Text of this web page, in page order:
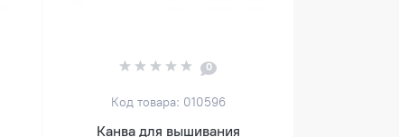
0
Код товара: 010596
Канва для вышивания